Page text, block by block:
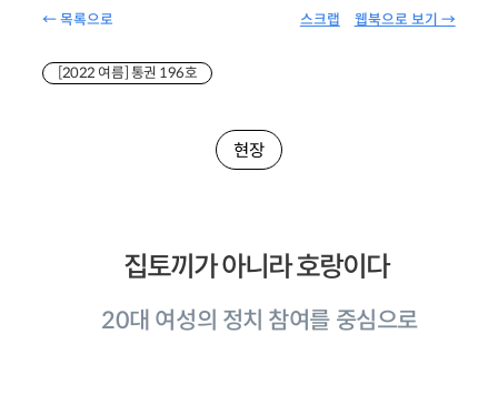
← 목록으로 웹북으로 보기 →
스크랩
[2022 여름] 통권 196호
현장
집토끼가 아니라 호랑이다
20대 여성의 정치 참여를 중심으로